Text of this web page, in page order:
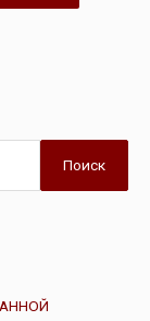
Поиск